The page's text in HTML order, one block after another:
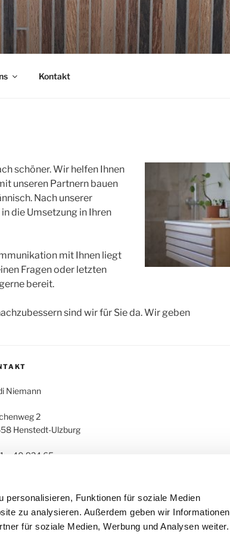
personalisieren, Funktionen für soziale Medien
zu analysieren. Außerdem geben wir Informationen
für soziale Medien, Werbung und Analysen weiter.
Kontakt
schöner. Wir helfen Ihnen
unseren Partnern bauen
Nach unserer
die Umsetzung in Ihren
mit Ihnen liegt
Fragen oder letzten
bereit.
sind wir für Sie da. Wir geben
Niemann
2
Henstedt-Ulzburg
– 40 924 65
niemann.de